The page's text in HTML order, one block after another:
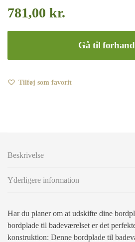
781,00 kr.
Gå til
Tilføj som favorit
Beskrivelse
Yderligere information
Har du planer om at udskifte dine
bordplade til badeværelset er det
konstruktion: Denne bordplade til